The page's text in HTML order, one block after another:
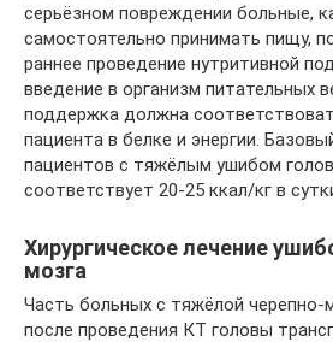
серьёзном повреждении больные,
самостоятельно принимать пищу,
раннее проведение нутритивной
введение в организм питательных
поддержка должна
пациента в белке и энергии.
пациентов с тяжёлым ушибом
соответствует 20-25 ккал/кг в
Хирургическое лечение
мозга
Часть больных с тяжёлой черепно-
после проведения КТ головы